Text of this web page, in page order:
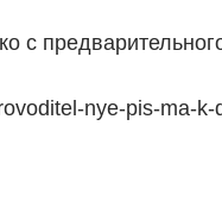
с
nye-pis-ma-